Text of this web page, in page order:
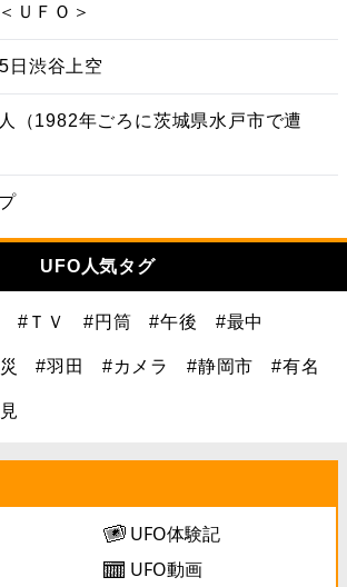
ＵＦＯ＞
日渋谷上空
（1982年ごろに茨城県水戸市で遭
UFO人気タグ
#ＴＶ #円筒 #午後 #最中
#羽田 #カメラ #静岡市 #有名
UFO体験記
UFO動画